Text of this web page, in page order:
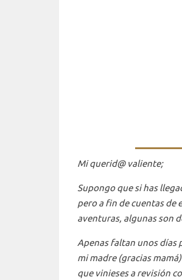
Mi querid@ valiente;
Supongo que si has
pero a fin de cuentas de
aventuras, algunas son
Apenas faltan unos días
mi madre (gracias
que vinieses a revisión